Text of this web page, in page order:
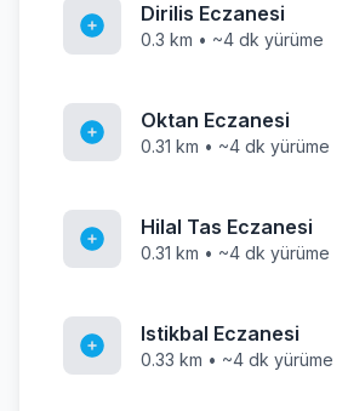
Dirilis Eczanesi
0.3 km • ~4 dk yürüme
Oktan Eczanesi
0.31 km • ~4 dk yürüme
Hilal Tas Eczanesi
0.31 km • ~4 dk yürüme
Istikbal Eczanesi
0.33 km • ~4 dk yürüme